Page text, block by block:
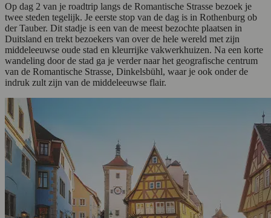
Op dag 2 van je roadtrip langs de Romantische Strasse bezoek je
twee steden tegelijk. Je eerste stop van de dag is in Rothenburg ob
der Tauber. Dit stadje is een van de meest bezochte plaatsen in
Duitsland en trekt bezoekers van over de hele wereld met zijn
middeleeuwse oude stad en kleurrijke vakwerkhuizen. Na een korte
wandeling door de stad ga je verder naar het geografische centrum
van de Romantische Strasse, Dinkelsbühl, waar je ook onder de
indruk zult zijn van de middeleeuwse flair.